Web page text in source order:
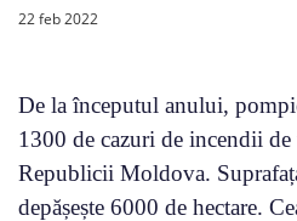
22 feb 2022
De la începutul anului,
1300 de cazuri de incendii
Republicii Moldova.
depășește 6000 de hectare.